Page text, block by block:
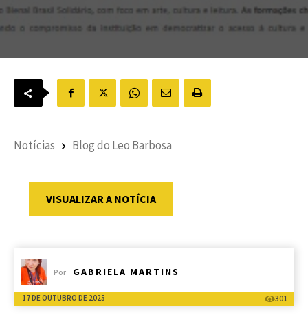
Notícias Blog do Leo Barbosa
VISUALIZAR A NOTÍCIA
Por GABRIELA MARTINS
17 DE OUTUBRO DE 2025 301